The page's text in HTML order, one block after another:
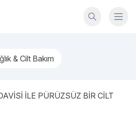
& Cilt Bakım